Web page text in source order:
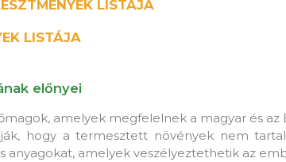
LISTÁJA
LISTÁJA
előnyei
amelyek megfelelnek a magyar és
hogy a termesztett növények nem
anyagokat, amelyek veszélyeztethetik az